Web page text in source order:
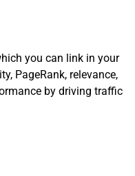
you can link in your
PageRank, relevance,
by driving traffic